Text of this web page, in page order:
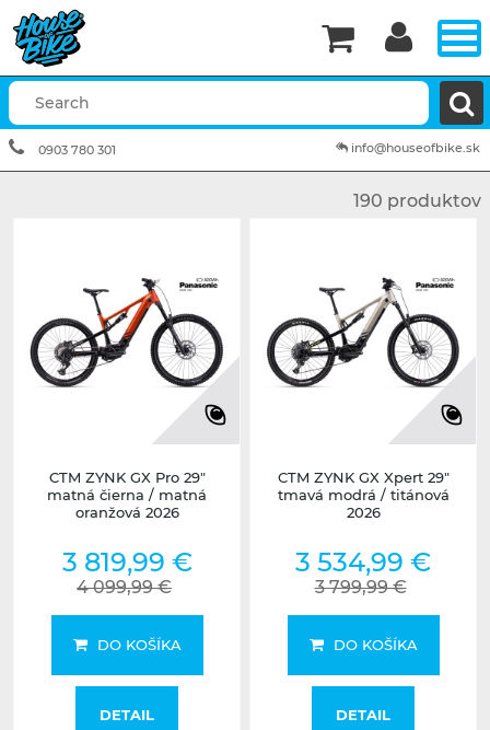
190 produktov
CTM ZYNK GX Pro 29"
matná čierna / matná
oranžová 2026
3 819,99 €
4 099,99 €
DO KOŠÍKA
DETAIL
CTM ZYNK GX Xpert 29"
tmavá modrá / titánová
2026
3 534,99 €
3 799,99 €
DO KOŠÍKA
DETAIL


info@houseofbike.sk
0903 780 301